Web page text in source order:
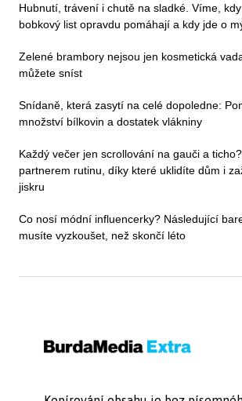
Hubnutí, trávení i chutě na sladké. Víme,
bobkový list opravdu pomáhají a kdy jde o
Zelené brambory nejsou jen kosmetická
můžete sníst
Snídaně, která zasytí na celé dopoledne:
množství bílkovin a dostatek vlákniny
Každý večer jen scrollování na gauči a
partnerem rutinu, díky které uklidíte dům i
jiskru
Co nosí módní influencerky? Následující
musíte vyzkoušet, než skončí léto